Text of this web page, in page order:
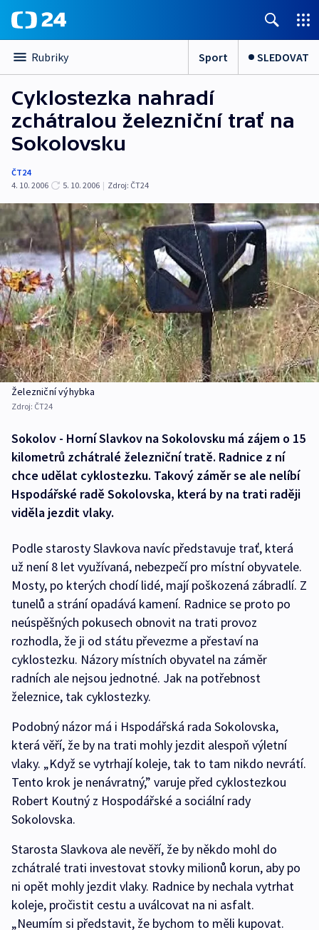
Rubriky Sport SLEDOVAT
Cyklostezka nahradí
zchátralou železniční trať na
Sokolovsku
ČT24
4. 10. 2006
5. 10. 2006 | Zdroj: ČT24
Železniční výhybka
Zdroj: ČT24
Sokolov - Horní Slavkov na Sokolovsku má zájem o 15
kilometrů zchátralé železniční tratě. Radnice z ní
chce udělat cyklostezku. Takový záměr se ale nelíbí
Hspodářské radě Sokolovska, která by na trati raději
viděla jezdit vlaky.
Podle starosty Slavkova navíc představuje trať, která
už není 8 let využívaná, nebezpečí pro místní obyvatele.
Mosty, po kterých chodí lidé, mají poškozená zábradlí. Z
tunelů a strání opadává kamení. Radnice se proto po
neúspěšných pokusech obnovit na trati provoz
rozhodla, že ji od státu převezme a přestaví na
cyklostezku. Názory místních obyvatel na záměr
radních ale nejsou jednotné. Jak na potřebnost
železnice, tak cyklostezky.
Podobný názor má i Hspodářská rada Sokolovska,
která věří, že by na trati mohly jezdit alespoň výletní
vlaky. „Když se vytrhají koleje, tak to tam nikdo nevrátí.
Tento krok je nenávratný,” varuje před cyklostezkou
Robert Koutný z Hospodářské a sociální rady
Sokolovska.
Starosta Slavkova ale nevěří, že by někdo mohl do
zchátralé trati investovat stovky milionů korun, aby po
ni opět mohly jezdit vlaky. Radnice by nechala vytrhat
koleje, pročistit cestu a uválcovat na ni asfalt.
„Neumím si představit, že bychom to měli kupovat.